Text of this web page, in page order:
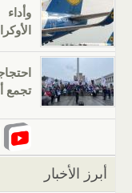
تجمع
أبرز الأخبار